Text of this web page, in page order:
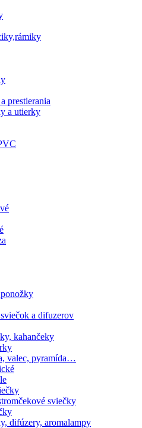
prestierania
a utierky
a difuzerov
kahančeky
valec, pyramída…
sviečky
difúzery, aromalampy